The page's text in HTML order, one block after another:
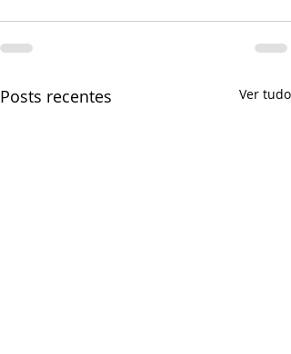
Posts recentes Ver tudo